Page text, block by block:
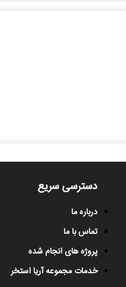
دسترسی سریع
درباره ما
تماس با ما
پروژه های انجام شده
خدمات مجموعه آریا استخر